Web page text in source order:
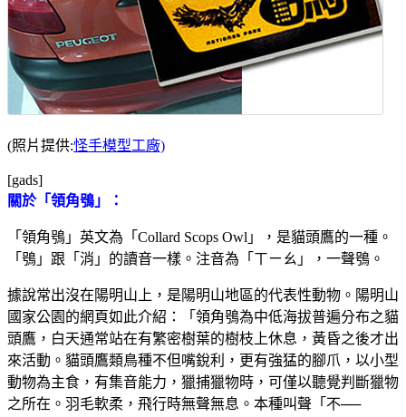
(照片提供:怪手模型工廠)
[gads]
關於「領角鴞」：
「領角鴞」英文為「Collard Scops Owl」，是貓頭鷹的一種。
「鴞」跟「消」的讀音一樣。注音為「ㄒㄧㄠ」，一聲鴞。
據說常出沒在陽明山上，是陽明山地區的代表性動物。陽明山
國家公園的網頁如此介紹：「領角鴞為中低海拔普遍分布之貓
頭鷹，白天通常站在有繁密樹葉的樹枝上休息，黃昏之後才出
來活動。貓頭鷹類鳥種不但嘴銳利，更有強猛的腳爪，以小型
動物為主食，有集音能力，獵捕獵物時，可僅以聽覺判斷獵物
之所在。羽毛軟柔，飛行時無聲無息。本種叫聲「不──